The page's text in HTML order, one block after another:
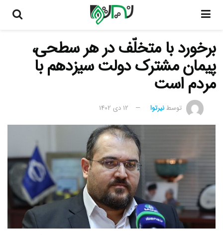
برخورد با متخلّف در هر سطحی،
پیمان مشترک دولت سیزدهم با
مردم است
توسطنیرتوا 12 دی 1402